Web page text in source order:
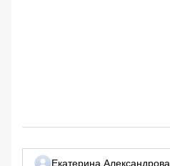
Екатерина Александрова